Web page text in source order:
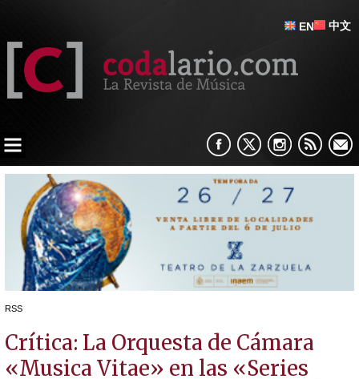
EN 中文
RSS
Crítica: La Orquesta de Cámara
«Musica Vitae» en las «Series